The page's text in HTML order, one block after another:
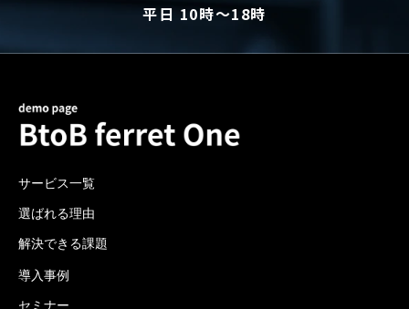
平日 10時～18時
サービス一覧
選ばれる理由
解決できる課題
導入事例
セミナー